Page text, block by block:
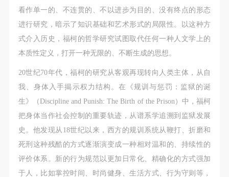
看作单一的、不连贯的、不以进步为目的、没有终点的形态
进行研究，暗示了知识基础和艺术形式的局限性。以这种方
式介入历史，福柯的哲学研究试图取代任何一种人文学上的
本质性定义，打开一种无限的、不断生成的思想。
20世纪70年代，福柯的研究从客观再现转向人类主体，从自
我、身体入手揭示权力结构。在《规训与惩罚：监狱的诞
生》（Discipline and Punish: The Birth of the Prison）中，福柯
把身体当作社会控制的重要轨迹，从谱系学追溯到监狱发展
史。他发现从18世纪以来，西方的规训系统从鞭打、折磨和
死刑这种残酷的方式逐渐演变成一种相对温和的、持续性的
评价体系。新的行为规范以更加日常化、精确化的方式强加
于人，比如掌控时间、时尚健身、生活方式、行为守则等，